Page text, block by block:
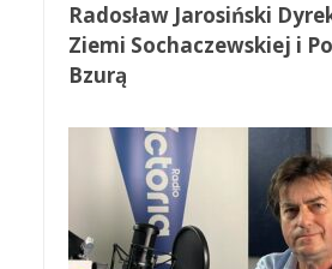
Radosław Jarosiński
Ziemi Sochaczewskiej i
Bzurą